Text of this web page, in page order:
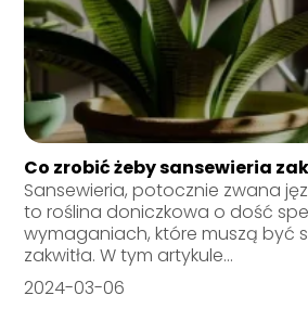
Co zrobić żeby sansewieria
Sansewieria, potocznie zwana
to roślina doniczkowa o dość
wymaganiach, które muszą być
zakwitła. W tym artykule...
2024-03-06